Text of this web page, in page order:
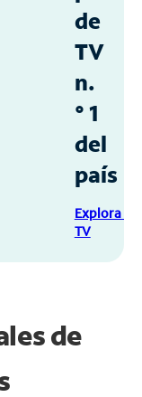
de
TV
n.
° 1
del
país
Explora
TV
de